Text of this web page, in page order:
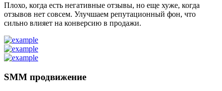
Плохо, когда есть негативные отзывы, но еще хуже, когда
отзывов нет совсем. Улучшаем репутационный фон, что
сильно влияет на конверсию в продажи.
SMM продвижение